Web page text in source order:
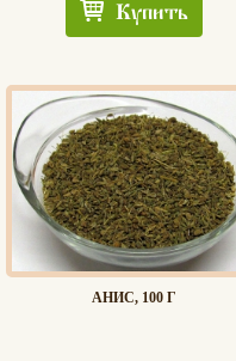
Купить
АНИС, 100 Г